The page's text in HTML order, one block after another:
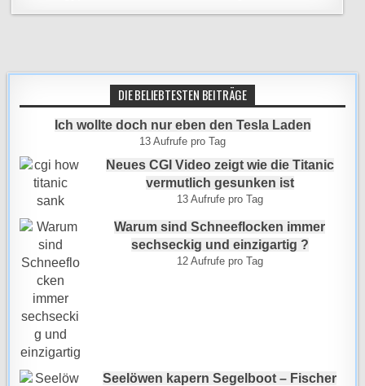
DIE BELIEBTESTEN BEITRÄGE
Ich wollte doch nur eben den Tesla Laden
13 Aufrufe pro Tag
Neues CGI Video zeigt wie die Titanic
vermutlich gesunken ist
13 Aufrufe pro Tag
Warum sind Schneeflocken immer
sechseckig und einzigartig ?
12 Aufrufe pro Tag
Seelöwen kapern Segelboot – Fischer